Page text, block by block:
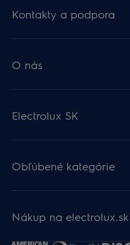
Kontakty a podpora
O nás
Electrolux SK
Obľúbené kategórie
Nákup na electrolux.sk